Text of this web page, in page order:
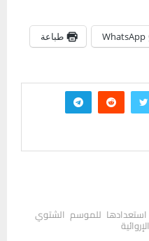
WhatsApp طباعة
استعدادها للموسم الشتوي